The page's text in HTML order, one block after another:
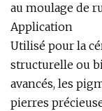
au moulage de
Application
Utilisé pour la
structurelle ou
avancés, les
pierres